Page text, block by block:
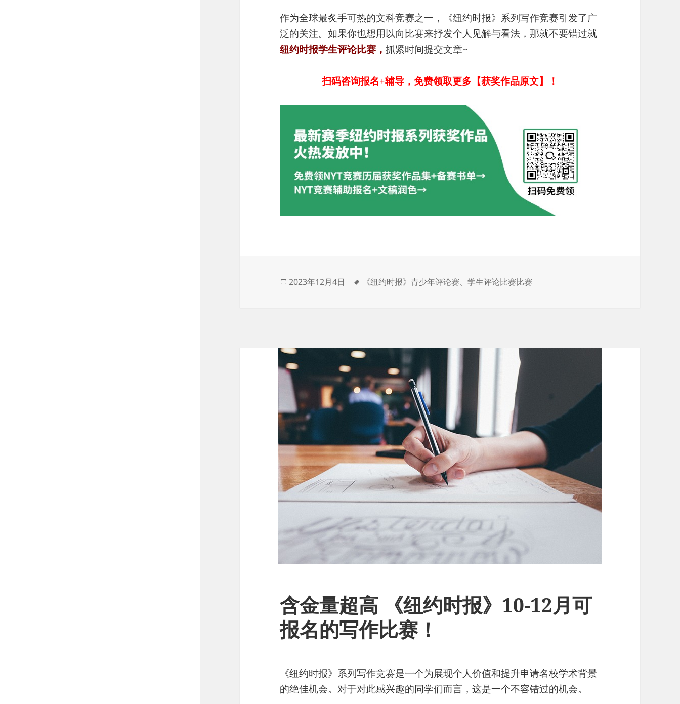
作为全球最炙手可热的文科竞赛之一，《纽约时报》系列写作竞赛引发了广
泛的关注。如果你也想用以向比赛来抒发个人见解与看法，那就不要错过就
纽约时报学生评论比赛，抓紧时间提交文章~
扫码咨询报名+辅导，免费领取更多【获奖作品原文】！
发
2023年12月4日
标
《纽约时报》青少年评论赛、学生评论比赛比赛
含金量超高 《纽约时报》10-12月可
报名的写作比赛！
《纽约时报》系列写作竞赛是一个为展现个人价值和提升申请名校学术背景
的绝佳机会。对于对此感兴趣的同学们而言，这是一个不容错过的机会。